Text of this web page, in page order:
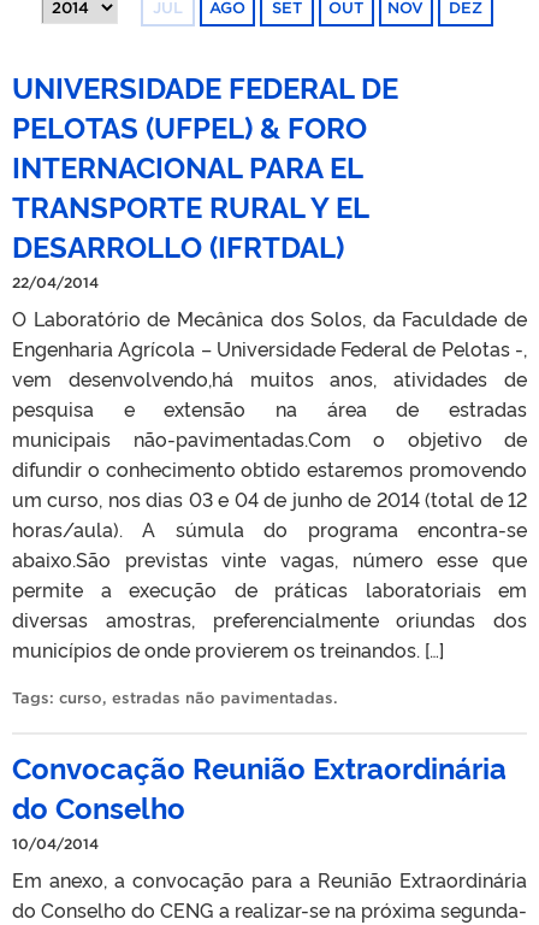
JUL AGO SET OUT NOV DEZ
UNIVERSIDADE FEDERAL DE
PELOTAS (UFPEL) & FORO
INTERNACIONAL PARA EL
TRANSPORTE RURAL Y EL
DESARROLLO (IFRTDAL)
22/04/2014
O Laboratório de Mecânica dos Solos, da Faculdade de
Engenharia Agrícola – Universidade Federal de Pelotas -,
vem desenvolvendo,há muitos anos, atividades de
pesquisa e extensão na área de estradas
municipais não-pavimentadas.Com o objetivo de
difundir o conhecimento obtido estaremos promovendo
um curso, nos dias 03 e 04 de junho de 2014 (total de 12
horas/aula). A súmula do programa encontra-se
abaixo.São previstas vinte vagas, número esse que
permite a execução de práticas laboratoriais em
diversas amostras, preferencialmente oriundas dos
municípios de onde provierem os treinandos. […]
Tags: curso, estradas não pavimentadas.
Convocação Reunião Extraordinária
do Conselho
10/04/2014
Em anexo, a convocação para a Reunião Extraordinária
do Conselho do CENG a realizar-se na próxima segunda-